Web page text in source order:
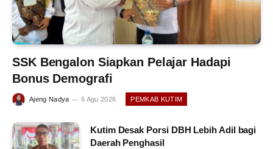
SSK Bengalon Siapkan Pelajar Hadapi
Bonus Demografi
Ajeng Nadya 6 Agu 2026 PEMKAB KUTIM
Kutim Desak Porsi DBH Lebih Adil bagi
Daerah Penghasil